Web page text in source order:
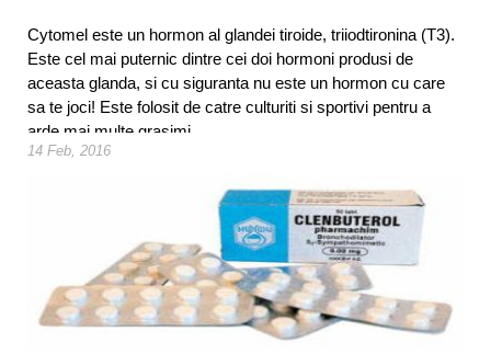
Cytomel este un hormon al glandei tiroide, triiodtironina (T3).
Este cel mai puternic dintre cei doi hormoni produsi de
aceasta glanda, si cu siguranta nu este un hormon cu care
sa te joci! Este folosit de catre culturiti si sportivi pentru a
arde mai multe grasimi.
14 Feb, 2016